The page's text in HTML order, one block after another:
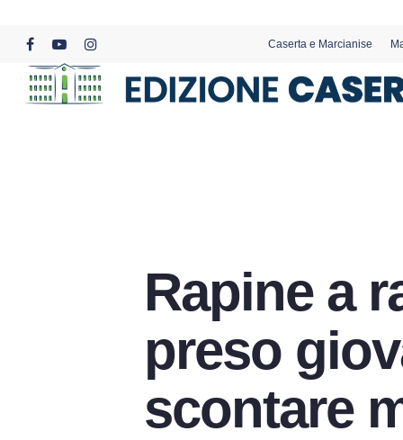
content
facebookyoutubeinstagram
Caserta e Marcianise
Rapine a
preso
scontare